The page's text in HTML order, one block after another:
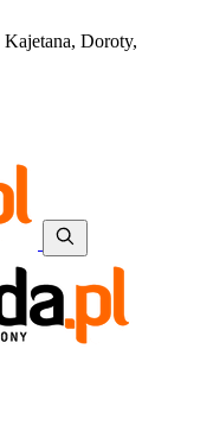
Kajetana, Doroty,